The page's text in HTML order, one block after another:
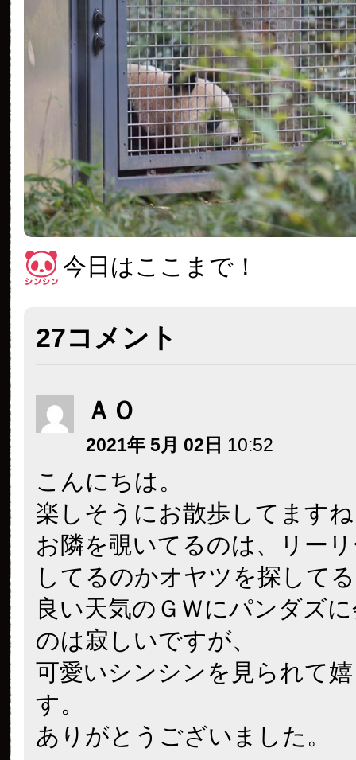
今日はここまで！
27コメント
ＡＯ
2021年 5月 02日 10:52
こんにちは。
楽しそうにお散歩してます
お隣を覗いてるのは、リー
してるのかオヤツを探して
良い天気のＧＷにパンダズ
のは寂しいですが、
可愛いシンシンを見られて
す。
ありがとうございました。